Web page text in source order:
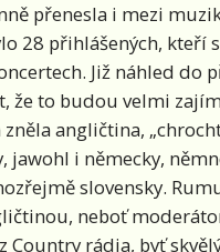
přenesla i mezi
28 přihlášených, kteří
Již náhled do
že to budou velmi
angličtina,
jawohl i německy,
slovensky.
neboť
Country rádia, byť